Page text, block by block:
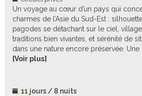
Un voyage au cœur d’un pays qui
charmes de l’Asie du Sud-Est :
pagodes se détachant sur le ciel,
traditions bien vivantes, et sérénité de
dans une nature encore préservée.
une Thaïlande authentique, où chaque
[Voir plus]
11 jours / 8 nuits